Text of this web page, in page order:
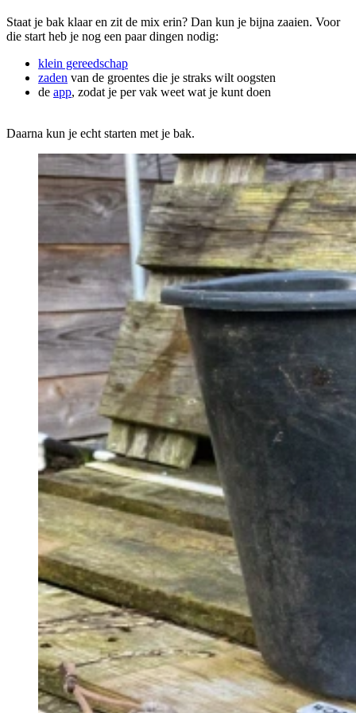
Staat je bak klaar en zit de mix erin? Dan kun je bijna zaaien. Voor
die start heb je nog een paar dingen nodig:
klein gereedschap
zaden van de groentes die je straks wilt oogsten
de app, zodat je per vak weet wat je kunt doen
Daarna kun je echt starten met je bak.